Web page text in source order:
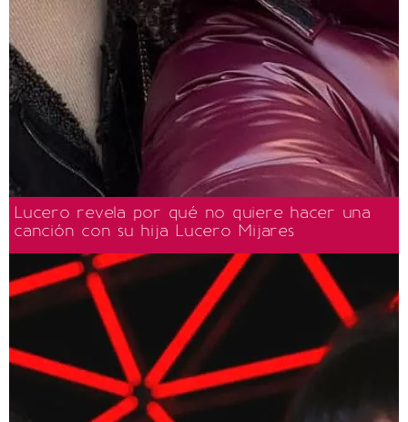
Lucero revela por qué no quiere hacer una
canción con su hija Lucero Mijares